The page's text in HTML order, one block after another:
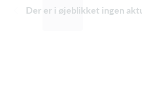
Der er i øjeblikket ingen